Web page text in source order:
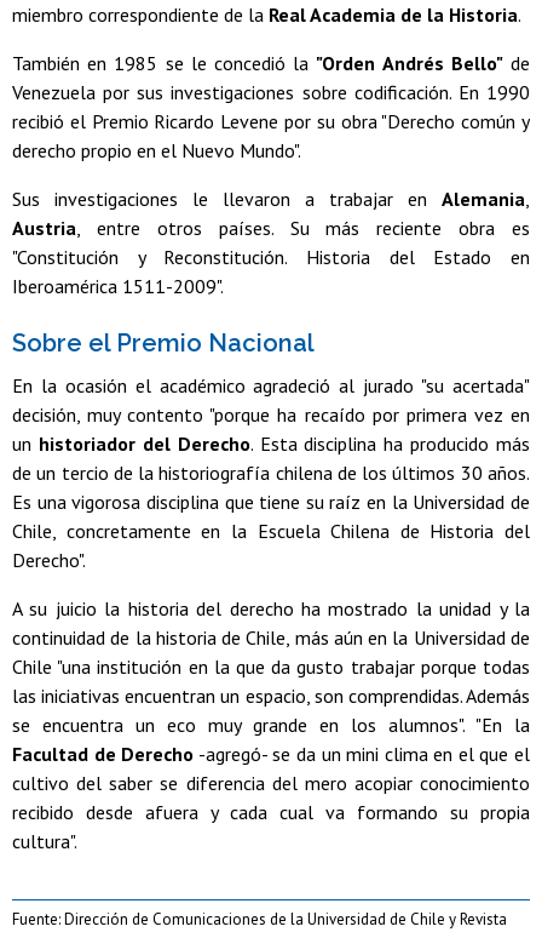
miembro correspondiente de la Real Academia de la Historia.
También en 1985 se le concedió la "Orden Andrés Bello"de
Venezuela por sus investigaciones sobre codificación. En 1990
recibió el Premio Ricardo Levene por su obra "Derecho común y
derecho propio en el Nuevo Mundo".
Sus investigaciones le llevaron a trabajar en Alemania,
Austria, entre otros países. Su más reciente obra es
"Constitución y Reconstitución. Historia del Estado en
Iberoamérica 1511-2009".
Sobre el Premio Nacional
En la ocasión el académico agradeció al jurado "su acertada"
decisión, muy contento "porque ha recaído por primera vez en
un historiador del Derecho. Esta disciplina ha producido más
de un tercio de la historiografía chilena de los últimos 30 años.
Es una vigorosa disciplina que tiene su raíz en la Universidad de
Chile, concretamente en la Escuela Chilena de Historia del
Derecho".
A su juicio la historia del derecho ha mostrado la unidad y la
continuidad de la historia de Chile, más aún en la Universidad de
Chile "una institución en la que da gusto trabajar porque todas
las iniciativas encuentran un espacio, son comprendidas. Además
se encuentra un eco muy grande en los alumnos". "En la
Facultad de Derecho -agregó- se da un mini clima en el que el
cultivo del saber se diferencia del mero acopiar conocimiento
recibido desde afuera y cada cual va formando su propia
cultura".
Fuente: Dirección de Comunicaciones de la Universidad de Chile y Revista